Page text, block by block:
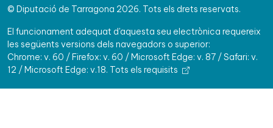
© Diputació de Tarragona 2026. Tots els drets reservats.
El funcionament adequat d'aquesta seu electrònica requereix
les següents versions dels navegadors o superior:
Chrome: v. 60 / Firefox: v. 60 / Microsoft Edge: v. 87 / Safari: v.
12 / Microsoft Edge: v.18. Tots els requisits